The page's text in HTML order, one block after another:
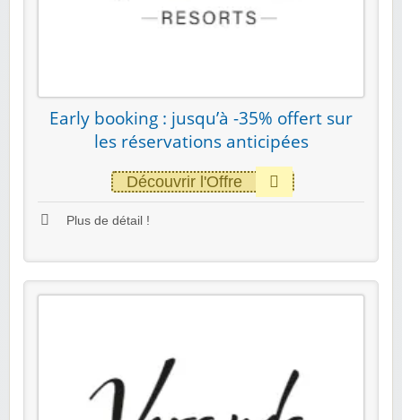
Early booking : jusqu’à -35% offert sur
les réservations anticipées
Découvrir l'Offre
Plus de détail !